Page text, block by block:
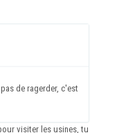
de ragerder, c'est
visiter les usines, tu